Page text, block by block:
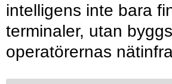
intelligens inte bara
terminaler, utan
operatörernas